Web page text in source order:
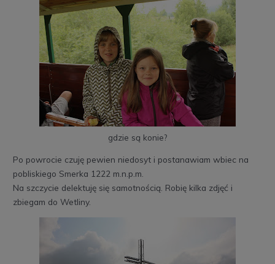
gdzie są konie?
Po powrocie czuję pewien niedosyt i postanawiam wbiec na
pobliskiego Smerka 1222 m.n.p.m.
Na szczycie delektuję się samotnością. Robię kilka zdjęć i
zbiegam do Wetliny.